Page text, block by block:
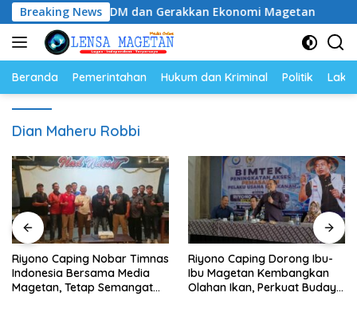
Langsung
ke
konten
Breaking News
SDM dan Gerakkan Ekonomi Magetan Riyono
Beranda Pemerintahan Hukum dan Kriminal Politik
Dian Maheru Robbi
Riyono Caping Nobar Timnas
Indonesia Bersama Media
Magetan, Tetap Semangat
Riyono Caping Dorong Ibu-
Ibu Magetan Kembangkan
Olahan Ikan, Perkuat Budaya